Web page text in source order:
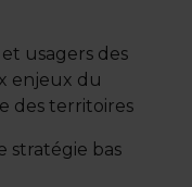
usagers des
enjeux du
des territoires
stratégie bas